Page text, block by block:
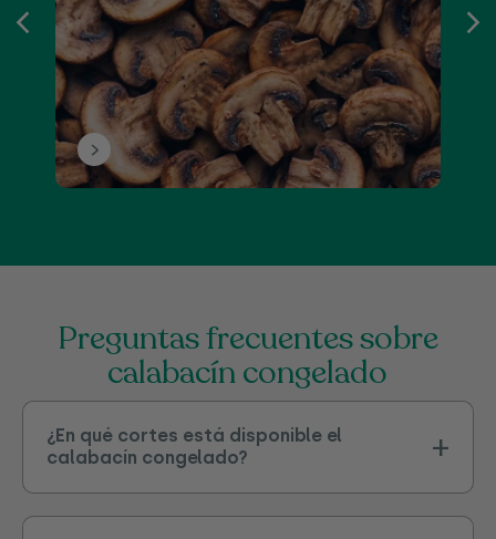
preguntas frecuentes sobre
calabacín congelado
¿En qué cortes está disponible el
calabacín congelado?